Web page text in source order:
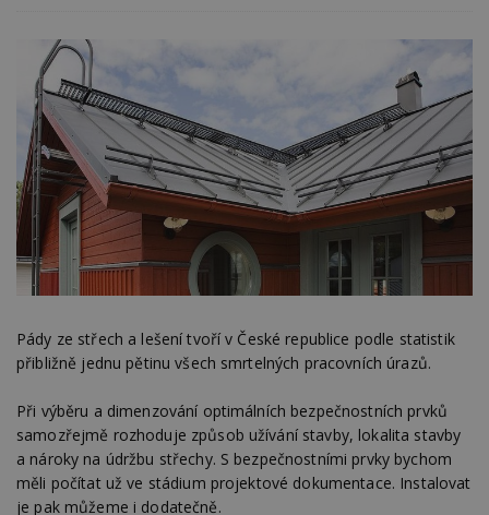
Pády ze střech a lešení tvoří v České republice podle statistik
přibližně jednu pětinu všech smrtelných pracovních úrazů.
Při výběru a dimenzování optimálních bezpečnostních prvků
samozřejmě rozhoduje způsob užívání stavby, lokalita stavby
a nároky na údržbu střechy. S bezpečnostními prvky bychom
měli počítat už ve stádium projektové dokumentace. Instalovat
je pak můžeme i dodatečně.